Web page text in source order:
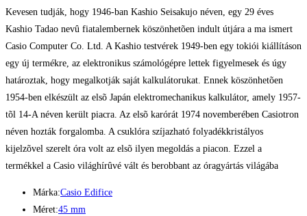
Kevesen tudják, hogy 1946-ban Kashio Seisakujo néven, egy 29 éves
Kashio Tadao nevû fiatalembernek köszönhetõen indult útjára a ma ismert
Casio Computer Co. Ltd. A Kashio testvérek 1949-ben egy tokiói kiállításon
egy új termékre, az elektronikus számológépre lettek figyelmesek és úgy
határoztak, hogy megalkotják saját kalkulátorukat. Ennek köszönhetõen
1954-ben elkészült az elsõ Japán elektromechanikus kalkulátor, amely 1957-
tõl 14-A néven került piacra. Az elsõ karórát 1974 novemberében Casiotron
néven hozták forgalomba. A csuklóra szíjazható folyadékkristályos
kijelzõvel szerelt óra volt az elsõ ilyen megoldás a piacon. Ezzel a
termékkel a Casio világhírûvé vált és berobbant az óragyártás világába
Márka:Casio Edifice
Méret:45 mm